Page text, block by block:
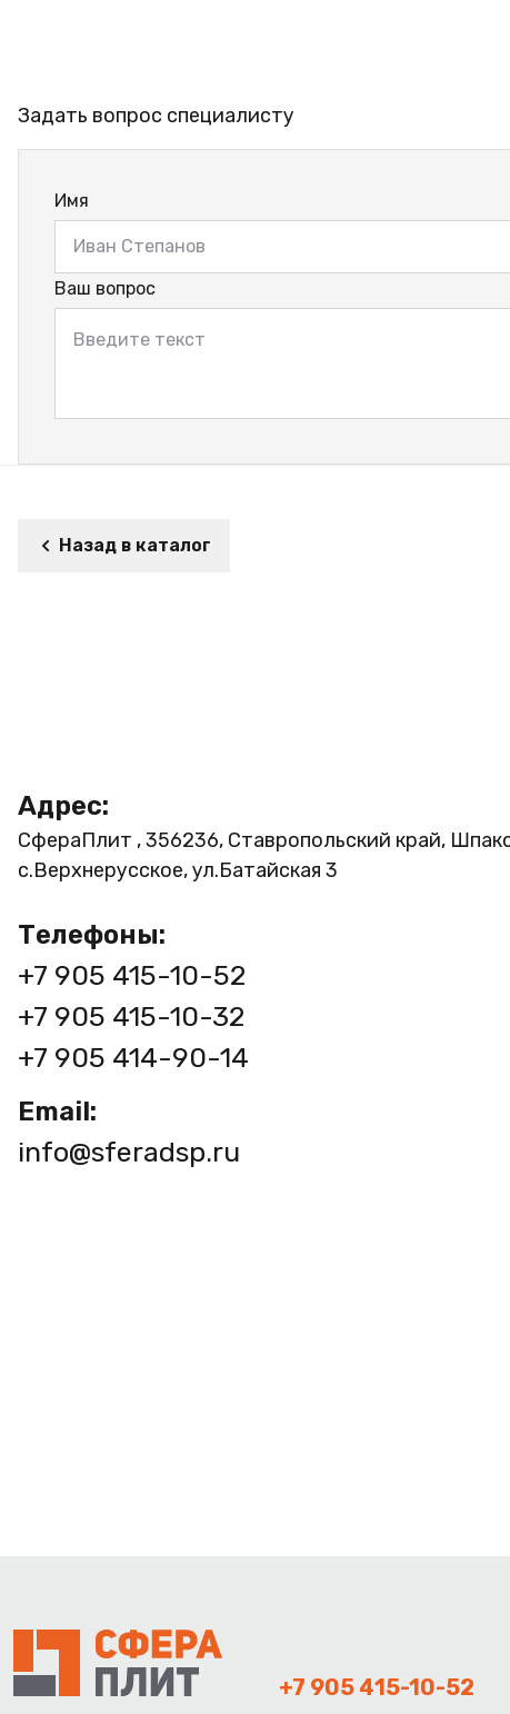
Задать вопрос специалисту
Имя
Ваш вопрос
Назад в каталог
Адрес:
СфераПлит , 356236, Ставропольский край,
с.Верхнерусское, ул.Батайская 3
Телефоны:
+7 905 415-10-52
+7 905 415-10-32
+7 905 414-90-14
Email:
info@sferadsp.ru
+7 905 415-10-52